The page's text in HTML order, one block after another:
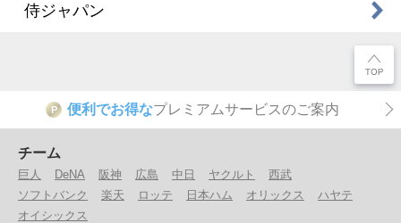
侍ジャパン
P 便利でお得なプレミアムサービスのご案内
チーム
巨人 DeNA 阪神 広島 中日 ヤクルト
西武
ソフトバンク
楽天 ロッテ 日本ハム オリックス
ハヤテ
オイシックス